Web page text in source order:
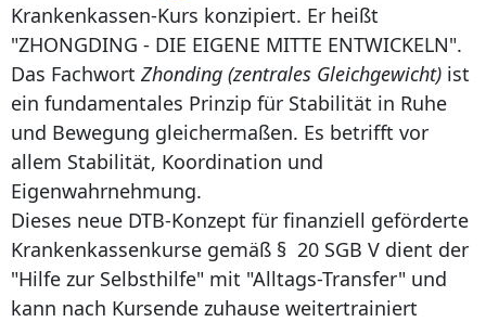
Krankenkassen-Kurs konzipiert. Er heißt
"ZHONGDING - DIE EIGENE MITTE ENTWICKELN".
Das Fachwort Zhonding (zentrales Gleichgewicht) ist
ein fundamentales Prinzip für Stabilität in Ruhe
und Bewegung gleichermaßen. Es betrifft vor
allem Stabilität, Koordination und
Eigenwahrnehmung.
Dieses neue DTB-Konzept für finanziell geförderte
Krankenkassenkurse gemäß § 20 SGB V dient der
"Hilfe zur Selbsthilfe" mit "Alltags-Transfer" und
kann nach Kursende zuhause weitertrainiert